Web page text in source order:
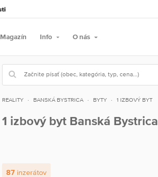
Magazín Info O nás
REALITY BANSKÁ BYSTRICA BYTY 1 IZBOVÝ BYT
1 izbový byt Banská Bystrica
87inzerátov